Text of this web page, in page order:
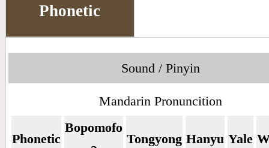
Phonetic
Sound / Pinyin
Mandarin Pronuncition
Phonetic
Bopomofo
Tongyong Hanyu Yale